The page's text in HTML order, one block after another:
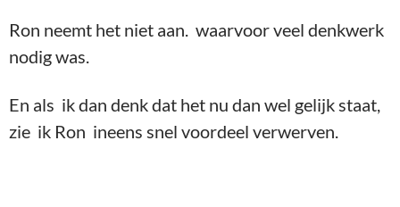
Ron neemt het niet aan. waarvoor veel denkwerk
nodig was.
En als ik dan denk dat het nu dan wel gelijk staat,
zie ik Ron ineens snel voordeel verwerven.